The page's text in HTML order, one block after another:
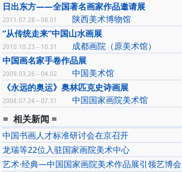
日出东方——全国著名画家作品邀请展
2011.07.28～08.01
陕西美术博物馆
“从传统走来”中国山水画展
2010.10.23～10.31
成都画院（原美术馆）
中国画名家手卷作品展
2009.03.26～04.02
中国美术馆
《永远的奥运》奥林匹克史诗画展
2008.07.24～07.31 中国国家画院美术馆
= 相关新闻 =
中国书画人才标准研讨会在京召开
龙瑞等22位入驻国家画院美术中心
艺术·经典—中国国家画院美术作品展引领艺博会